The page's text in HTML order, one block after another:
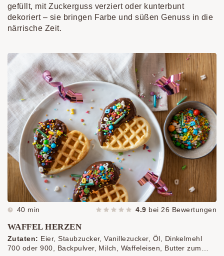
gefüllt, mit Zuckerguss verziert oder kunterbunt
dekoriert – sie bringen Farbe und süßen Genuss in die
närrische Zeit.
40 min 4.9 bei 26 Bewertungen
WAFFEL HERZEN
Zutaten: Eier, Staubzucker, Vanillezucker, Öl, Dinkelmehl
700 oder 900, Backpulver, Milch, Waffeleisen, Butter zum